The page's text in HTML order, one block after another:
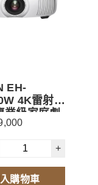
EH-
4K雷射
業級家庭劇
+
購物車